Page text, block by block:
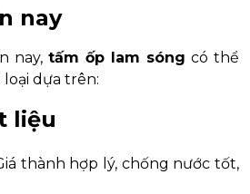
nay
nay, tấm ốp lam sóng có thể
dựa trên:
liệu
thành hợp lý, chống nước tốt,